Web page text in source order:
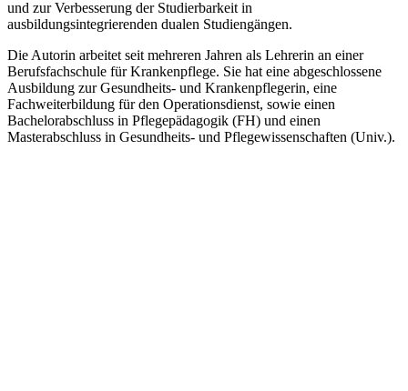
und zur Verbesserung der Studierbarkeit in
ausbildungsintegrierenden dualen Studiengängen.
Die Autorin arbeitet seit mehreren Jahren als Lehrerin an einer
Berufsfachschule für Krankenpflege. Sie hat eine abgeschlossene
Ausbildung zur Gesundheits- und Krankenpflegerin, eine
Fachweiterbildung für den Operationsdienst, sowie einen
Bachelorabschluss in Pflegepädagogik (FH) und einen
Masterabschluss in Gesundheits- und Pflegewissenschaften (Univ.).